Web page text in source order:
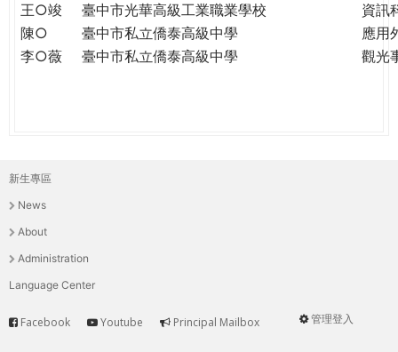
王○竣
臺中市光華高級工業職業學校
資訊
陳○
臺中市私立僑泰高級中學
應用
李○薇
臺中市私立僑泰高級中學 觀光
主
選
單
新生專區
News
About
Administration
Language Center
User
管理登入
Service
Facebook Youtube Principal Mailbox